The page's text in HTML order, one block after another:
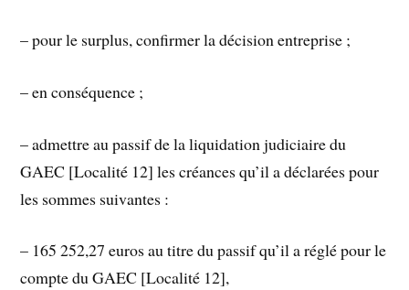
– pour le surplus, confirmer la décision entreprise ;
– en conséquence ;
– admettre au passif de la liquidation judiciaire du
GAEC [Localité 12] les créances qu’il a déclarées pour
les sommes suivantes :
– 165 252,27 euros au titre du passif qu’il a réglé pour le
compte du GAEC [Localité 12],